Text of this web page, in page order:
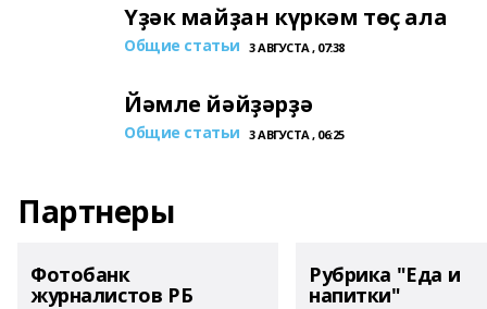
Үҙәк майҙан күркәм төҫ ала
Общие статьи 3 АВГУСТА , 07:38
Йәмле йәйҙәрҙә
Общие статьи 3 АВГУСТА , 06:25
Партнеры
Фотобанк
журналистов РБ
Рубрика "Еда и
напитки"